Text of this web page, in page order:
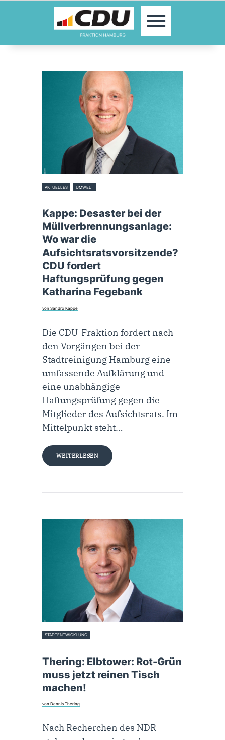
MOIN!
ABGEORDNETE
KONTAKT
PRESSE
AKTUELLES UMWELT
Kappe: Desaster bei der
Müllverbrennungsanlage:
Wo war die
Aufsichtsratsvorsitzende?
CDU fordert
Haftungsprüfung gegen
Katharina Fegebank
von Sandro Kappe
Die CDU-Fraktion fordert nach
den Vorgängen bei der
Stadtreinigung Hamburg eine
umfassende Aufklärung und
eine unabhängige
Haftungsprüfung gegen die
Mitglieder des Aufsichtsrats. Im
Mittelpunkt steht…
WEITERLESEN
STADTENTWICKLUNG
Thering: Elbtower: Rot-Grün
muss jetzt reinen Tisch
machen!
von Dennis Thering
Nach Recherchen des NDR